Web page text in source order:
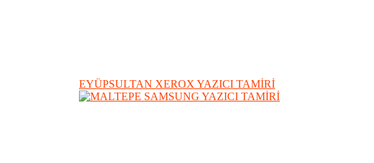
EYÜPSULTAN XEROX YAZICI TAMİRİ